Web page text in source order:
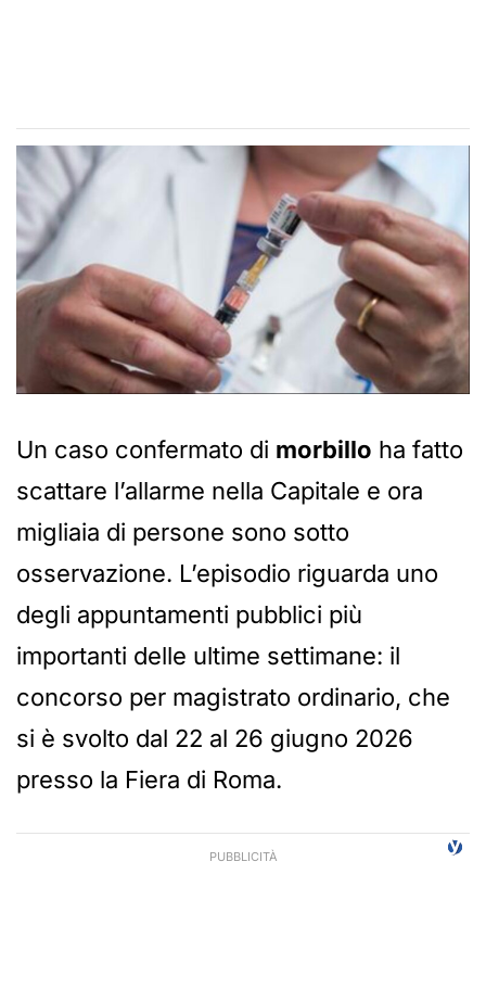
Un caso confermato di morbillo ha fatto
scattare l’allarme nella Capitale e ora
migliaia di persone sono sotto
osservazione. L’episodio riguarda uno
degli appuntamenti pubblici più
importanti delle ultime settimane: il
concorso per magistrato ordinario, che
si è svolto dal 22 al 26 giugno 2026
presso la Fiera di Roma.